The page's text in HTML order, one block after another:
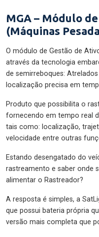
MGA – Módulo
(Máquinas
O módulo de Gestão de
através da tecnologia
de semirreboques:
localização precisa em
Produto que possibilita o
fornecendo em tempo real
tais como: localização,
velocidade entre outras
Estando desengatado do
rastreamento e saber onde
alimentar o Rastreador?
A resposta é simples, a
que possui bateria própria
versão mais completa que